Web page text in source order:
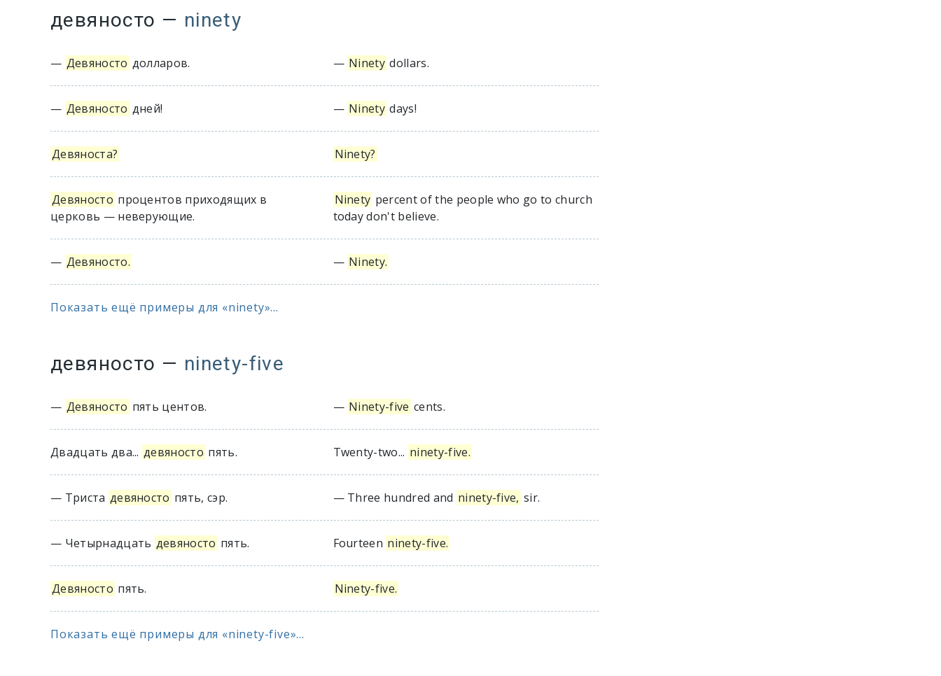
девяносто — ninety
— Девяносто долларов. — Ninety dollars.
— Девяносто дней! — Ninety days!
Девяноста? Ninety?
Девяносто процентов приходящих в
церковь — неверующие.
Ninety percent of the people who go to church
today don't believe.
— Девяносто. — Ninety.
Показать ещё примеры для «ninety»...
девяносто — ninety-five
— Девяносто пять центов. — Ninety-five cents.
Двадцать два... девяносто пять. Twenty-two... ninety-five.
— Триста девяносто пять, сэр. — Three hundred and ninety-five, sir.
— Четырнадцать девяносто пять. Fourteen ninety-five.
Девяносто пять. Ninety-five.
Показать ещё примеры для «ninety-five»...